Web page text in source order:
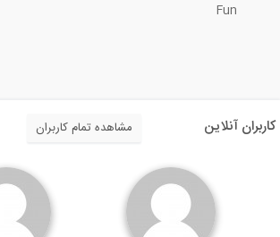
Fun
کاربران آنلاین مشاهده تمام کاربران